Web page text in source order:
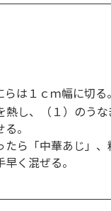
は１ｃｍ幅に切る。
熱し、（１）のう
。
ら「中華あじ」、
く混ぜる。